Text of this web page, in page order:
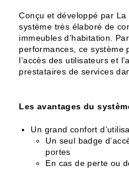
Conçu et développé par La
système très élaboré de
immeubles d’habitation.
performances, ce système
l’accès des utilisateurs et
prestataires de services
Les avantages du
Un grand confort
Un seul badge
portes
En cas de perte ou